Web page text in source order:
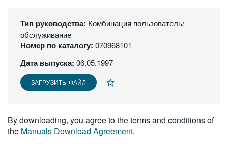
VIỆT NAM
简体中文
日本語
한국어
Тип руководства: Комбинация пользователь/
обслуживание
Номер по каталогу: 070968101
Дата выпуска: 06.05.1997
ЗАГРУЗИТЬ ФАЙЛ
By downloading, you agree to the terms and conditions of
the Manuals Download Agreement.